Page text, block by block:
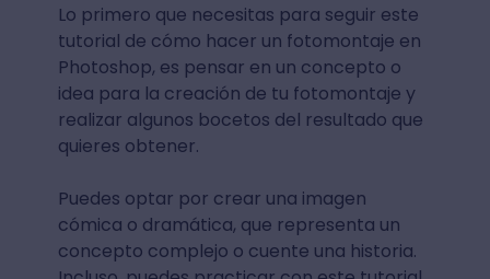
Lo primero que necesitas para seguir este
tutorial de cómo hacer un fotomontaje en
Photoshop, es pensar en un concepto o
idea para la creación de tu fotomontaje y
realizar algunos bocetos del resultado que
quieres obtener.
Puedes optar por crear una imagen
cómica o dramática, que representa un
concepto complejo o cuente una historia.